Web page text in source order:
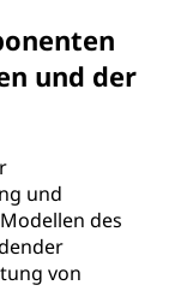
und der
und
des
von